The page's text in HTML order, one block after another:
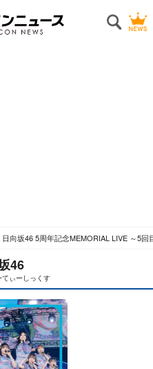
日向坂46 5周年記念MEMORIAL LIVE ～5
46
ぃーしっくす